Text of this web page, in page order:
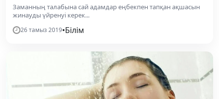
Заманның талабына сай адамдар еңбекпен тапқан ақшасын
жинауды үйренуі керек...
26 тамыз 2019•Білім